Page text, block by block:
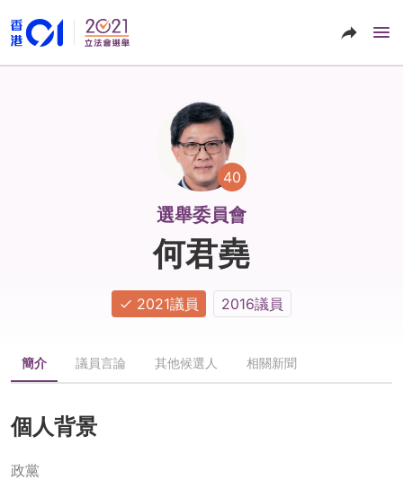
40
選舉委員會
何君堯
2021議員 2016議員
簡介 議員言論 其他候選人 相關新聞
個人背景
政黨